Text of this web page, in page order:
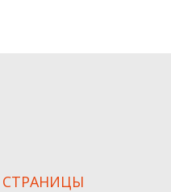
СТРАНИЦЫ